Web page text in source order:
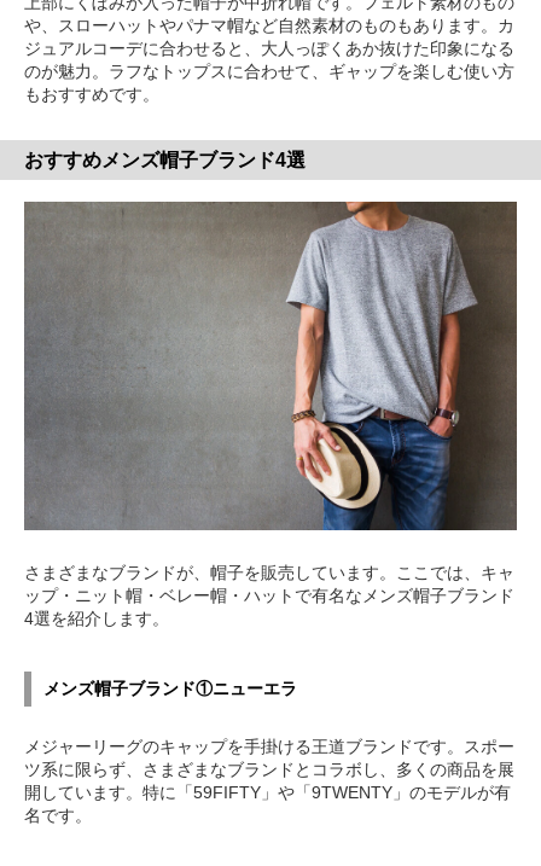
や、スローハットやパナマ帽など自然素材のものもあります。カ
ジュアルコーデに合わせると、大人っぽくあか抜けた印象になる
のが魅力。ラフなトップスに合わせて、ギャップを楽しむ使い方
もおすすめです。
おすすめメンズ帽子ブランド4選
さまざまなブランドが、帽子を販売しています。ここでは、キャ
ップ・ニット帽・ベレー帽・ハットで有名なメンズ帽子ブランド
4選を紹介します。
メンズ帽子ブランド①ニューエラ
メジャーリーグのキャップを手掛ける王道ブランドです。スポー
ツ系に限らず、さまざまなブランドとコラボし、多くの商品を展
開しています。特に「59FIFTY」や「9TWENTY」のモデルが有
名です。